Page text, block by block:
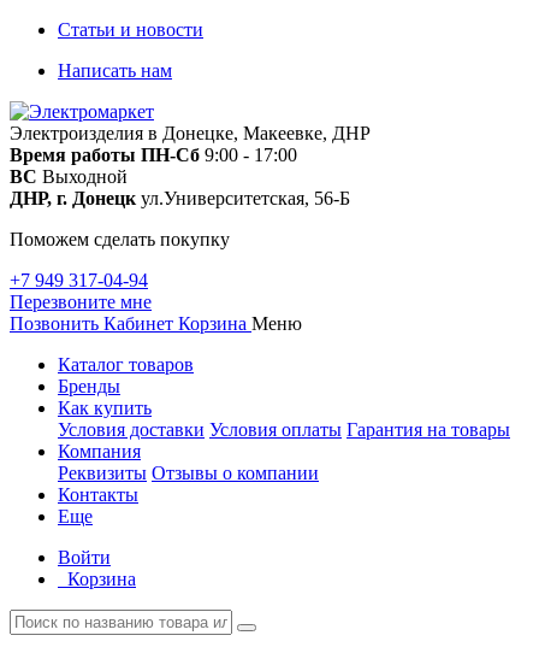
Статьи и новости
Написать нам
Электроизделия в Донецке, Макеевке, ДНР
Время работы ПН-Сб 9:00 - 17:00
ВС Выходной
ДНР, г. Донецк ул.Университетская, 56-Б
Поможем сделать покупку
+7 949 317-04-94
Перезвоните мне
Позвонить Кабинет Корзина Меню
Каталог товаров
Бренды
Как купить
Условия доставки Условия оплаты Гарантия на товары
Компания
Реквизиты Отзывы о компании
Контакты
Еще
Войти
Корзина